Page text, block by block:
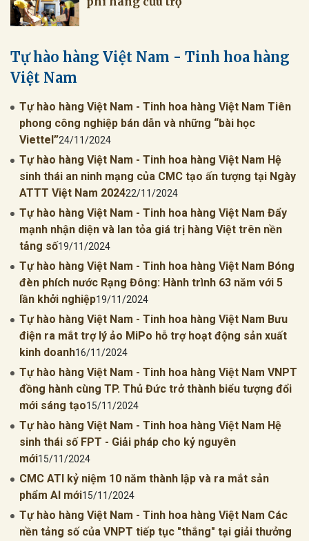
Tự hào hàng Việt Nam - Tinh hoa hàng
Việt Nam
Tự hào hàng Việt Nam - Tinh hoa hàng Việt Nam Tiên
phong công nghiệp bán dẫn và những “bài học
Viettel”24/11/2024
Tự hào hàng Việt Nam - Tinh hoa hàng Việt Nam Hệ
sinh thái an ninh mạng của CMC tạo ấn tượng tại Ngày
ATTT Việt Nam 202422/11/2024
Tự hào hàng Việt Nam - Tinh hoa hàng Việt Nam Đẩy
mạnh nhận diện và lan tỏa giá trị hàng Việt trên nền
tảng số19/11/2024
Tự hào hàng Việt Nam - Tinh hoa hàng Việt Nam Bóng
đèn phích nước Rạng Đông: Hành trình 63 năm với 5
lần khởi nghiệp19/11/2024
Tự hào hàng Việt Nam - Tinh hoa hàng Việt Nam Bưu
điện ra mắt trợ lý ảo MiPo hỗ trợ hoạt động sản xuất
kinh doanh16/11/2024
Tự hào hàng Việt Nam - Tinh hoa hàng Việt Nam VNPT
đồng hành cùng TP. Thủ Đức trở thành biểu tượng đổi
mới sáng tạo15/11/2024
Tự hào hàng Việt Nam - Tinh hoa hàng Việt Nam Hệ
sinh thái số FPT - Giải pháp cho kỷ nguyên
mới15/11/2024
CMC ATI kỷ niệm 10 năm thành lập và ra mắt sản
phẩm AI mới15/11/2024
Tự hào hàng Việt Nam - Tinh hoa hàng Việt Nam Các
nền tảng số của VNPT tiếp tục "thắng" tại giải thưởng